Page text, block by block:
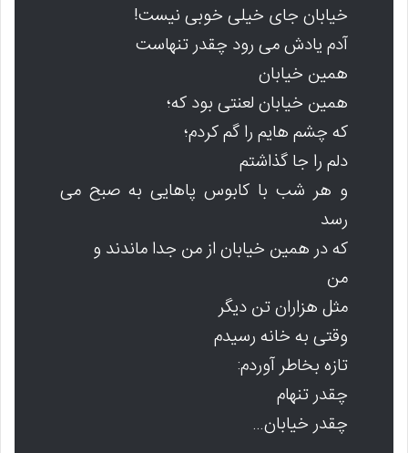
خیابان جای خیلی خوبی نیست!
آدم یادش می رود چقدر تنهاست
همین خیابان
همین خیابان لعنتی بود که؛
که چشم هایم را گم کردم؛
دلم را جا گذاشتم
و هر شب با کابوس پاهایی به صبح می
رسد
که در همین خیابان از من جدا ماندند و
من
مثل هزاران تن دیگر
وقتی به خانه رسیدم
تازه بخاطر آوردم:
چقدر تنهام
چقدر خیابان…